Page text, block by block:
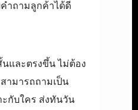
ำถามลูกค้าได้ดี
และตรงขึ้น ไม่ต้อง
ามารถถามเป็น
ะกับใคร ส่งทันวัน